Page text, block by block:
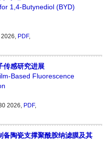
1,4-Butynediol (BYD)
2026, PDF,
传感研究进展
Based Fluorescence
2026, PDF,
备陶瓷支撑聚酰胺纳滤膜及其